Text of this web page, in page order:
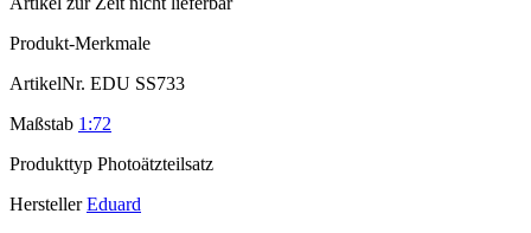
Produkt-Merkmale
ArtikelNr. EDU SS733
Maßstab 1:72
Produkttyp Photoätzteilsatz
Hersteller Eduard